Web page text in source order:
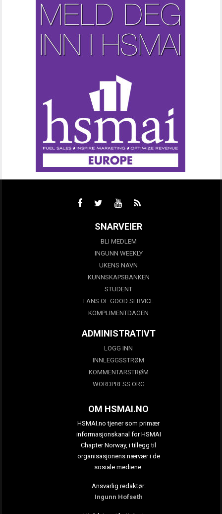
SNARVEIER
BLI MEDLEM
INGUNN WEEKLY
UKENS NAVN
KUNNSKAPSBANKEN
STUDENT
FANS OF GOOD SERVICE
KOMPLIMENTDAGEN
ADMINISTRATIVT
LOGG INN
INNLEGGSSTRØM
KOMMENTARSTRØM
WORDPRESS.ORG
OM HSMAI.NO
HSMAI.no tjener som primær
informasjonskanal for HSMAI
Chapter Norway, i tillegg til
organisasjonens nærvær i de
sosiale mediene.
Ansvarlig redaktør:
Ingunn Hofseth